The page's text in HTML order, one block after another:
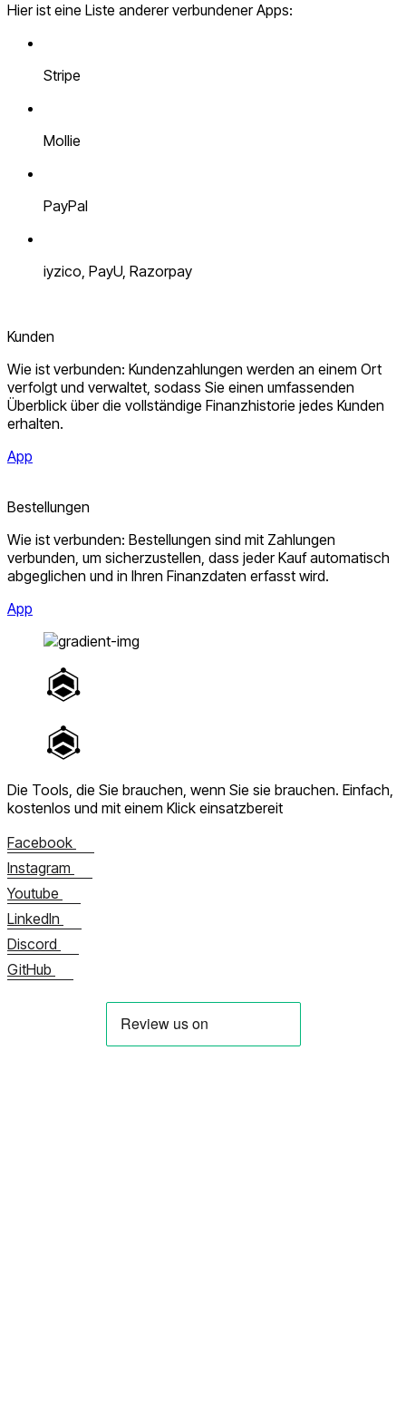
Hier ist eine Liste anderer verbundener Apps:
Stripe
Mollie
PayPal
iyzico, PayU, Razorpay
Kunden
Wie ist verbunden: Kundenzahlungen werden an einem Ort
verfolgt und verwaltet, sodass Sie einen umfassenden
Überblick über die vollständige Finanzhistorie jedes Kunden
erhalten.
App
Bestellungen
Wie ist verbunden: Bestellungen sind mit Zahlungen
verbunden, um sicherzustellen, dass jeder Kauf automatisch
abgeglichen und in Ihren Finanzdaten erfasst wird.
App
Die Tools, die Sie brauchen, wenn Sie sie brauchen. Einfach,
kostenlos und mit einem Klick einsatzbereit
Facebook
Instagram
Youtube
LinkedIn
Discord
GitHub